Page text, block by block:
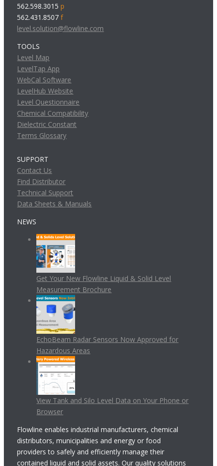
562.598.3015p
562.431.8507f
level.solution@flowline.com
TOOLS
Level Map
LevelTap App
WebCal Software
LevelHub Website
Level Questionnaire
Chemical Compatibility
Dielectric Constant
Terms Glossary
SUPPORT
Contact Us
Find Distributor
Technical Support
Data Sheets & Manuals
NEWS
Get Your New Flowline Liquid & Solid Level
Measurement Brochure
EchoBeam Radar Sensors Now Approved for
Hazardous Areas
View Tank and Silo Level Data on Your Phone or
Browser
Flowline enables industrial manufacturers, chemical
distributors, municipalities and energy or food
providers to safely and efficiently manage their
contained liquid and solid assets. Our quality solutions